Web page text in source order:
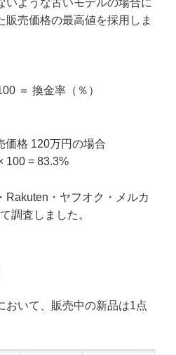
販売価格の最高値を採用しま
＝ 換金率（％）
価格 120万円の場合
100 = 83.3%
・ヤフオク・メルカ
調査しました。
おいて、販売中の新品は1点